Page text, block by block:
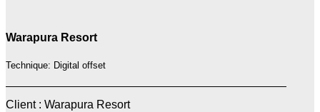
Warapura Resort
Technique: Digital offset
Client : Warapura Resort